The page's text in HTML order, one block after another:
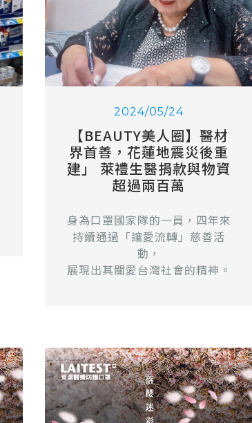
2024/05/24
【BEAUTY美人圈】醫材
界首善，花蓮地震災後重
建」 萊禮生醫捐款與物資
超過兩百萬
身為口罩國家隊的一員，四年來
持續通過「讓愛流轉」慈善活
動，
展現出其關愛台灣社會的精神。